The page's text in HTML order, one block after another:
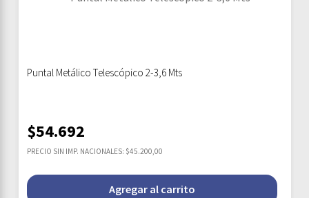
Puntal Metálico Telescópico 2-3,6 Mts
$54.692
PRECIO SIN IMP. NACIONALES: $45.200,00
Agregar al carrito